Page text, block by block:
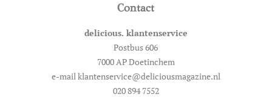
Contact
delicious. klantenservice
Postbus 606
7000 AP Doetinchem
e-mail klantenservice@deliciousmagazine.nl
020 894 7552